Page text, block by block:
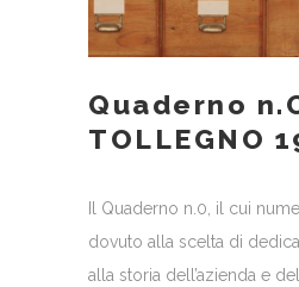
Quaderno
TOLLEGNO
Il Quaderno n.0, il cui
dovuto alla scelta di
alla storia dell’azienda e